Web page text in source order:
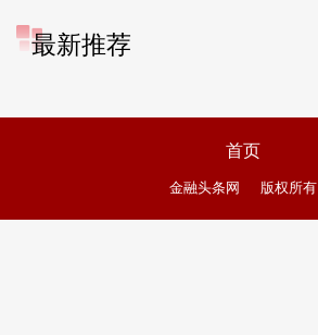
最新推荐
首页
金融头条网 版权所有